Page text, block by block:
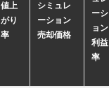
値上
がり
率
シミュレ
ーション
売却価格
ーシ
ョン
利益
率